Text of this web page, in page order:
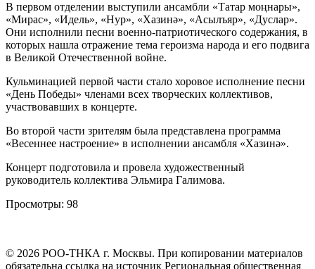
В первом отделении выступили ансамбли «Татар моңнары»,
«Мирас», «Идель», «Нур», «Хазинә», «Асылъяр», «Дуслар».
Они исполнили песни военно-патриотического содержания, в
которых нашла отражение тема героизма народа и его подвига
в Великой Отечественной войне.
Кульминацией первой части стало хоровое исполнение песни
«День Победы» членами всех творческих коллективов,
участвовавших в концерте.
Во второй части зрителям была представлена программа
«Весеннее настроение» в исполнении ансамбля «Хазинә».
Концерт подготовила и провела художественный
руководитель коллектива Эльмира Галимова.
Просмотры: 98
© 2026 РОО-ТНКА г. Москвы. При копировании материалов
обязательна ссылка на источник Региональная общественная